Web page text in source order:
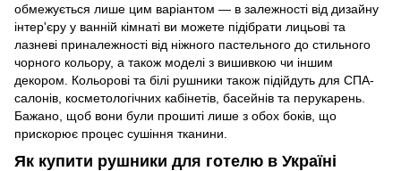
обмежується лише цим варіантом — в залежності від дизайну
інтер'єру у ванній кімнаті ви можете підібрати лицьові та
лазневі приналежності від ніжного пастельного до стильного
чорного кольору, а також моделі з вишивкою чи іншим
декором. Кольорові та білі рушники також підійдуть для СПА-
салонів, косметологічних кабінетів, басейнів та перукарень.
Бажано, щоб вони були прошиті лише з обох боків, що
прискорює процес сушіння тканини.
Як купити рушники для готелю в Україні